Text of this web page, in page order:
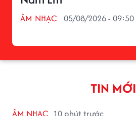
ÂM NHẠC 05/08/2026 - 09:50
TIN MỚI